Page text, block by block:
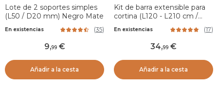
Lote de 2 soportes simples
(L50 / D20 mm) Negro Mate
En existencias (35)
9,99
Añadir a la cesta
Kit de barra extensible para
cortina (L120 - L210 cm /
En existencias (17)
34,99
Añadir a la cesta